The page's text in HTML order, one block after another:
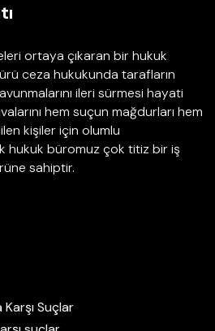
ortaya çıkaran bir hukuk
ceza hukukunda tarafların
ileri sürmesi hayati
hem suçun mağdurları hem
kişiler için olumlu
hukuk büromuz çok titiz bir iş
sahiptir.
Suçlar